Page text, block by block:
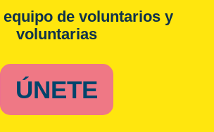
equipo de voluntarios y
voluntarias
ÚNETE